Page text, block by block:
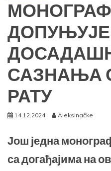
ДОПУЊУЈЕ
САЗНАЊА
РАТУ
14.12.2024. Aleksinačke
Још једна
са догађајима на